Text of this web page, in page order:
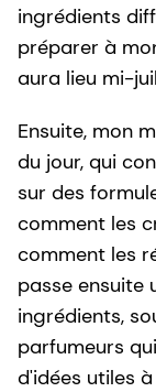
ingrédients
préparer à
aura lieu mi-
Ensuite, mon
du jour, qui
sur des
comment les
comment les
passe ensuite
ingrédients,
parfumeurs
d'idées utiles